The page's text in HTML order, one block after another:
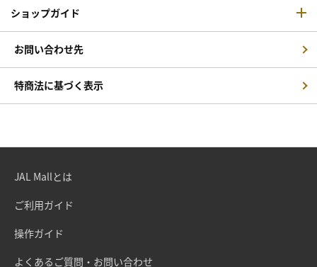
ショップガイド
お問い合わせ先
特商法に基づく表示
JAL Mallとは
ご利用ガイド
操作ガイド
よくあるご質問・お問い合わせ